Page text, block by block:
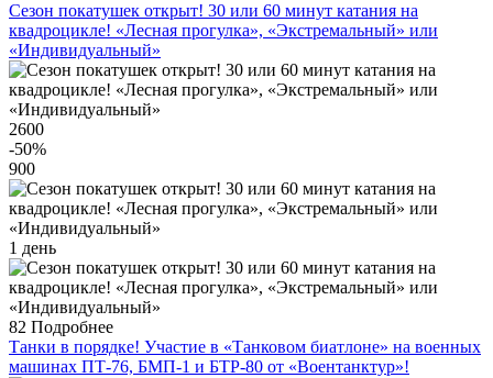
Сезон покатушек открыт! 30 или 60 минут катания на
квадроцикле! «Лесная прогулка», «Экстремальный» или
«Индивидуальный»
2600
-50%
900
1 день
82 Подробнее
Танки в порядке! Участие в «Танковом биатлоне» на военных
машинах ПТ-76, БМП-1 и БТР-80 от «Воентанктур»!